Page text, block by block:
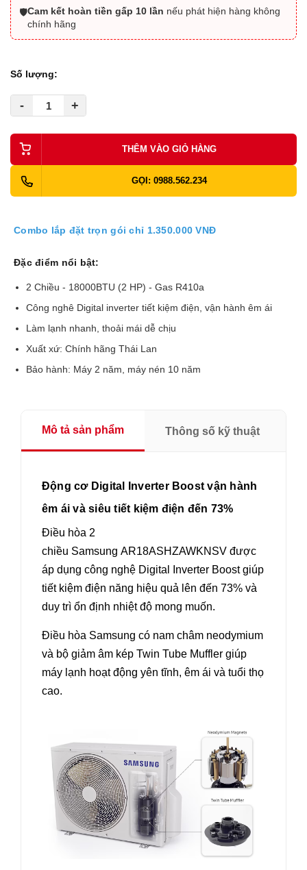
🛡️Cam kết hoàn tiền gấp 10 lần nếu phát hiện hàng không
chính hãng
Số lượng:
- +
THÊM VÀO GIỎ HÀNG
GỌI: 0988.562.234
Combo lắp đặt trọn gói chỉ 1.350.000 VNĐ
Đặc điểm nổi bật:
2 Chiều - 18000BTU (2 HP) - Gas R410a
Công nghê Digital inverter tiết kiệm điện, vận hành êm ái
Làm lạnh nhanh, thoải mái dễ chịu
Xuất xứ: Chính hãng Thái Lan
Bảo hành: Máy 2 năm, máy nén 10 năm
Mô tả sản phẩm Thông số kỹ thuật
Động cơ Digital Inverter Boost vận hành
êm ái và siêu tiết kiệm điện đến 73%
Điều hòa 2
chiều Samsung AR18ASHZAWKNSV được
áp dụng công nghệ Digital Inverter Boost giúp
tiết kiệm điện năng hiệu quả lên đến 73% và
duy trì ổn định nhiệt độ mong muốn.
Điều hòa Samsung có nam châm neodymium
và bộ giảm âm kép Twin Tube Muffler giúp
máy lạnh hoạt động yên tĩnh, êm ái và tuổi thọ
cao.